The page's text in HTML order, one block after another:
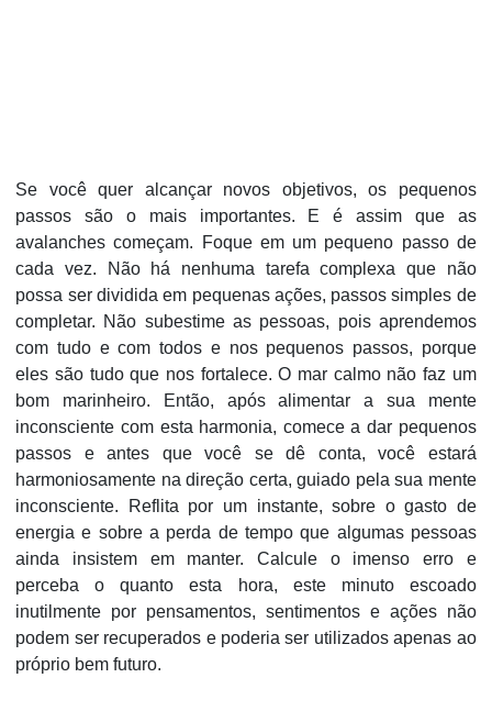
Se você quer alcançar novos objetivos, os pequenos
passos são o mais importantes. E é assim que as
avalanches começam. Foque em um pequeno passo de
cada vez. Não há nenhuma tarefa complexa que não
possa ser dividida em pequenas ações, passos simples de
completar. Não subestime as pessoas, pois aprendemos
com tudo e com todos e nos pequenos passos, porque
eles são tudo que nos fortalece. O mar calmo não faz um
bom marinheiro. Então, após alimentar a sua mente
inconsciente com esta harmonia, comece a dar pequenos
passos e antes que você se dê conta, você estará
harmoniosamente na direção certa, guiado pela sua mente
inconsciente.
Reflita por um instante, sobre o gasto de
energia e sobre a perda de tempo que algumas pessoas
ainda insistem em manter. Calcule o imenso erro e
perceba o quanto esta hora, este minuto escoado
inutilmente por pensamentos, sentimentos e ações não
podem ser recuperados e poderia ser utilizados apenas ao
próprio bem futuro.